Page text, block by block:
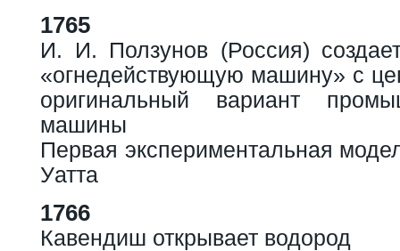
1765
И. И. Ползунов (Россия)
«огнедействующую машину» с
оригинальный вариант
машины
Первая экспериментальная
Уатта
1766
Кавендиш открывает водород